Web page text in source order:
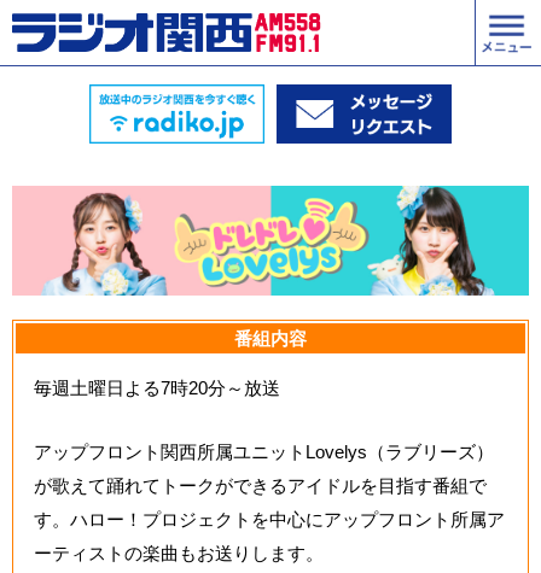
番組内容
毎週土曜日よる7時20分～放送
アップフロント関西所属ユニットLovelys（ラブリーズ）
が歌えて踊れてトークができるアイドルを目指す番組で
す。ハロー！プロジェクトを中心にアップフロント所属ア
ーティストの楽曲もお送りします。